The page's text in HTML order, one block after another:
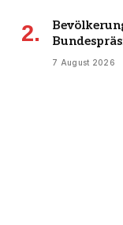
7 August 2026